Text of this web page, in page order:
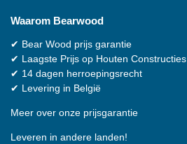
Waarom Bearwood
✔ Bear Wood prijs garantie
✔ Laagste Prijs op Houten Constructies
✔ 14 dagen herroepingsrecht
✔ Levering in België
Meer over onze prijsgarantie
Leveren in andere landen!